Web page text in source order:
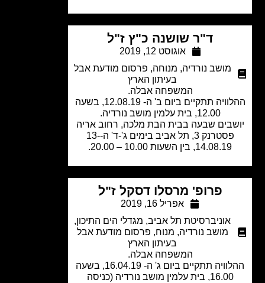
ד"ר שושנה כ"ץ ז"ל
אוגוסט 12, 2019
מושב נורדיה, מנוחה, פרסום מודעת אבל
בעיתון הארץ
המשפחה אבלה.
ההלוויה תתקיים ביום ב' ה- 12.08.19, בשעה
שבעה בבית הבת מלכה, רחוב אריה
פסטרנק 3, תל אביב בימים ג'-ד' ה-13-
14.08.19, בין השעות 10.00 – 20.00.
פרופ' מרסלו דסקל ז"ל
אפריל 16, 2019
אוניברסיטת תל אביב,מגדלי הים התיכון,
מושב נורדיה, מנוח,פרסום מודעת אבל
בעיתון הארץ
המשפחה אבלה.
ההלוויה תתקיים ביום ג' ה- 16.04.19, בשעה
16.00, בית עלמין מושב נורדיה (כניסה